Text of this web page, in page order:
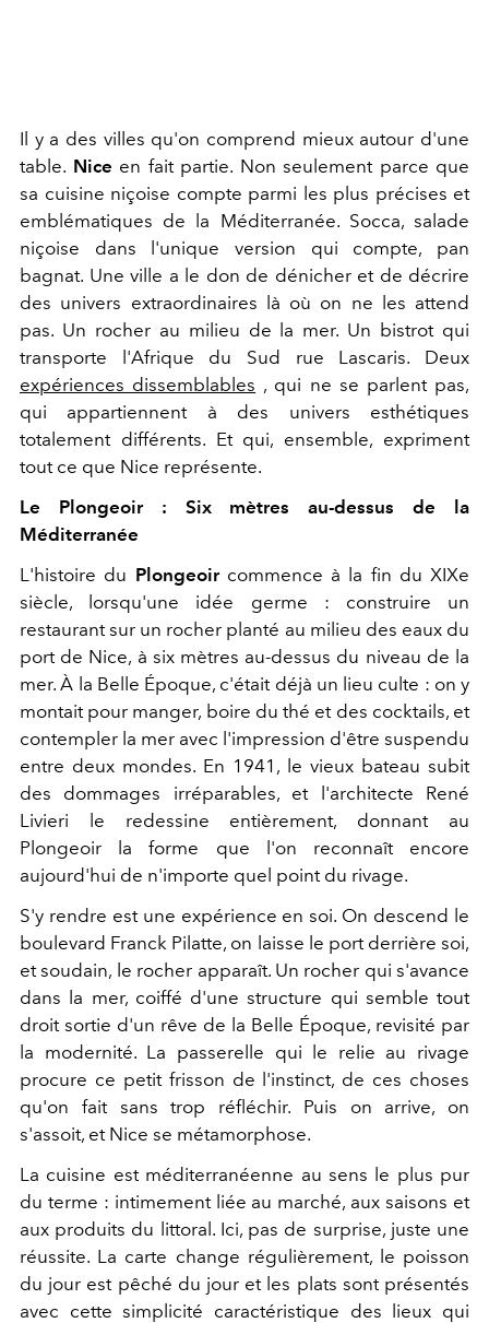
Il y a des villes qu'on comprend mieux autour d'une
table. Nice en fait partie. Non seulement parce que
sa cuisine niçoise compte parmi les plus précises et
emblématiques de la Méditerranée. Socca, salade
niçoise dans l'unique version qui compte, pan
bagnat. Une ville a le don de dénicher et de décrire
des univers extraordinaires là où on ne les attend
pas. Un rocher au milieu de la mer. Un bistrot qui
transporte l'Afrique du Sud rue Lascaris. Deux
expériences dissemblables , qui ne se parlent pas,
qui appartiennent à des univers esthétiques
totalement différents. Et qui, ensemble, expriment
tout ce que Nice représente.
Le Plongeoir : Six mètres au-dessus de la
Méditerranée
L'histoire du Plongeoircommence à la fin du XIXe
siècle, lorsqu'une idée germe : construire un
restaurant sur un rocher planté au milieu des eaux du
port de Nice, à six mètres au-dessus du niveau de la
mer. À la Belle Époque, c'était déjà un lieu culte : on y
montait pour manger, boire du thé et des cocktails, et
contempler la mer avec l'impression d'être suspendu
entre deux mondes. En 1941, le vieux bateau subit
des dommages irréparables, et l'architecte René
Livieri le redessine entièrement, donnant au
Plongeoir la forme que l'on reconnaît encore
aujourd'hui de n'importe quel point du rivage.
S'y rendre est une expérience en soi. On descend le
boulevard Franck Pilatte, on laisse le port derrière soi,
et soudain, le rocher apparaît. Un rocher qui s'avance
dans la mer, coiffé d'une structure qui semble tout
droit sortie d'un rêve de la Belle Époque, revisité par
la modernité. La passerelle qui le relie au rivage
procure ce petit frisson de l'instinct, de ces choses
qu'on fait sans trop réfléchir. Puis on arrive, on
s'assoit, et Nice se métamorphose.
La cuisine est méditerranéenne au sens le plus pur
du terme : intimement liée au marché, aux saisons et
aux produits du littoral. Ici, pas de surprise, juste une
réussite. La carte change régulièrement, le poisson
du jour est pêché du jour et les plats sont présentés
avec cette simplicité caractéristique des lieux qui